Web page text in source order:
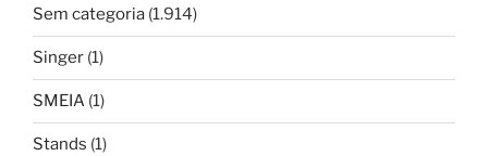
Sem categoria (1.914)
Singer (1)
SMEIA (1)
Stands (1)